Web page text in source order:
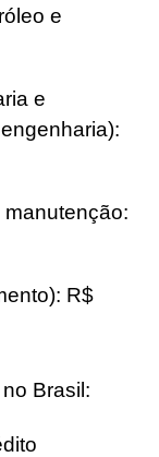
e
e
R$
Brasil: